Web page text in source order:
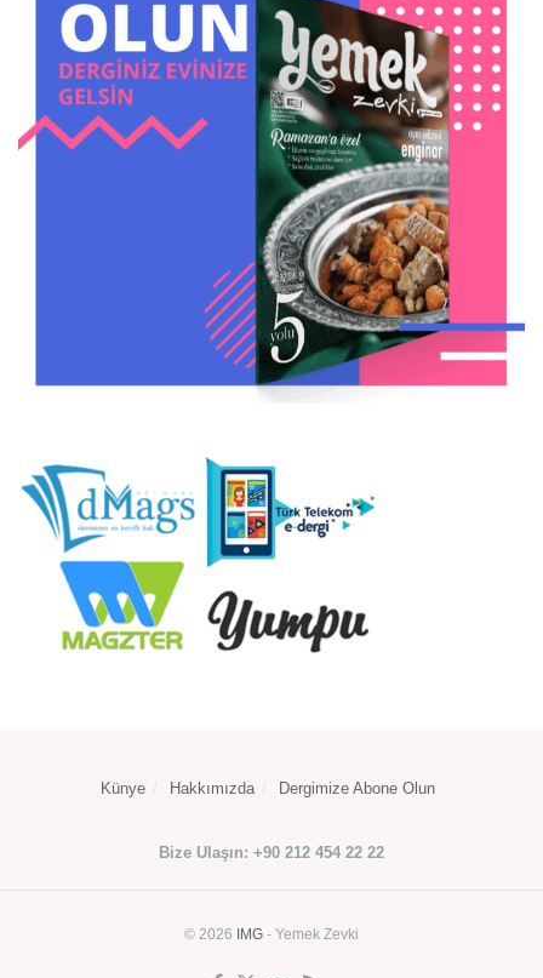
Künye Hakkımızda Dergimize Abone Olun
Bize Ulaşın: +90 212 454 22 22
© 2026 IMG - Yemek Zevki